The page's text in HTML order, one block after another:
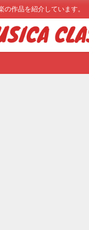
の作品を紹介しています。